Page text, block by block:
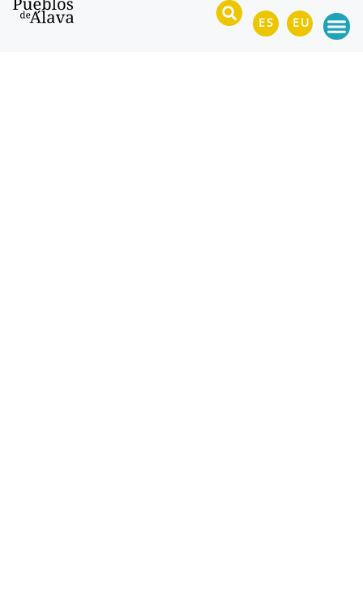
ES EU